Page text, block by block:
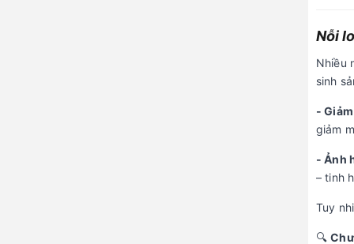
Nỗi
Nhiều
sinh
-
giảm
- Ảnh
– tinh
Tuy
🔍